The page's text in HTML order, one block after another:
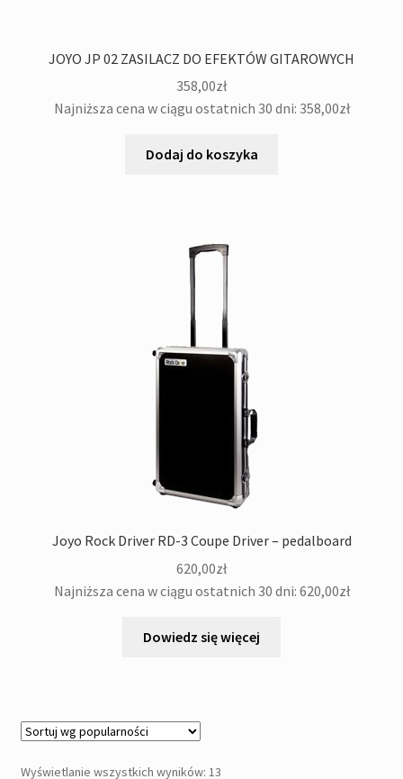
JOYO JP 02 ZASILACZ DO EFEKTÓW GITAROWYCH
358,00zł
Najniższa cena w ciągu ostatnich 30 dni: 358,00zł
Dodaj do koszyka
Joyo Rock Driver RD-3 Coupe Driver – pedalboard
620,00zł
Najniższa cena w ciągu ostatnich 30 dni: 620,00zł
Dowiedz się więcej
Wyświetlanie wszystkich wyników: 13Posortowane